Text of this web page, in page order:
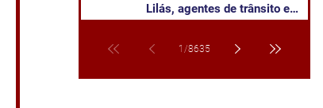
Lilás, agentes de trânsito e
1 /8635